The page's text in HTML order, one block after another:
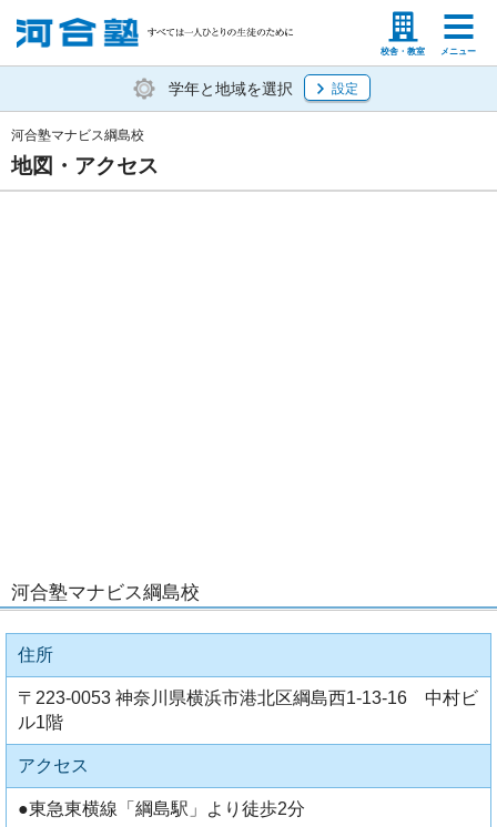
校舎・教室 メニュー
塾生の方 高等学校の先生
学年と地域を選択 設定
地図・アクセス
河合塾マナビス綱島校
河合塾マナビス綱島校
住所
〒223-0053 神奈川県横浜市港北区綱島西1-13-16 中村ビ
ル1階
アクセス
●東急東横線「綱島駅」より徒歩2分